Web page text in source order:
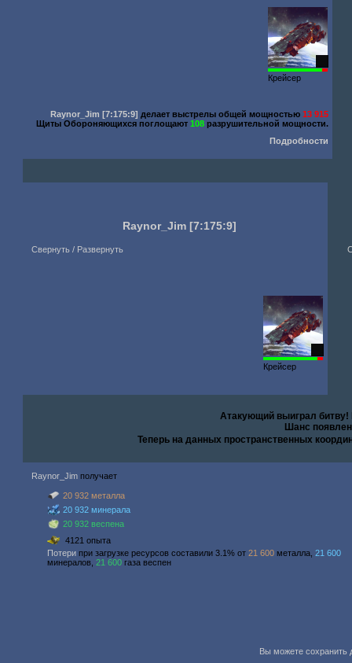
Крейсер
Raynor_Jim [7:175:9] делает выстрелы общей мощностью13 915
Щиты Обороняющихся поглощают108 разрушительной мощности.
Подробности
Raynor_Jim [7:175:9]
Свернуть / Развернуть
Крейсер
Атакующий выиграл
Шанс
Теперь на данных пространственных
Raynor_Jim получает
20 932 металла
20 932 минерала
20 932 веспена
4121 опыта
Потери при загрузке ресурсов составили 3.1% от21 600 металла,21 600
минералов,21 600 газа веспен
Вы можете сохранить